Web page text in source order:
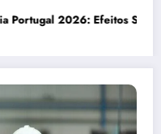
OportunidadesCusto de vida em